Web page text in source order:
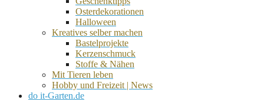
Osterdekorationen
Halloween
Kreatives selber machen
Bastelprojekte
Kerzenschmuck
Stoffe & Nähen
Mit Tieren leben
Hobby und Freizeit | News
do it-Garten.de